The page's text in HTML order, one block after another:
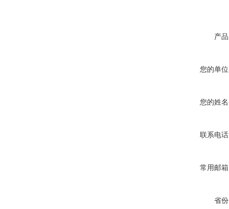
产
您的单
您的姓
联系电
常用邮
省